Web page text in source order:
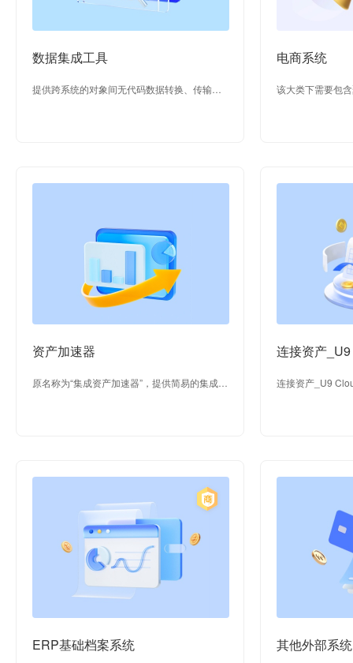
数据集成工具
提供跨系统的对象间无代码数据转换、传输能
电商系统
该大类下需要包
资产加速器
原名称为“集成资产加速器”，提供简易的集成总
连接资产
连接资产_U9
ERP基础档案系统 其他外部系统